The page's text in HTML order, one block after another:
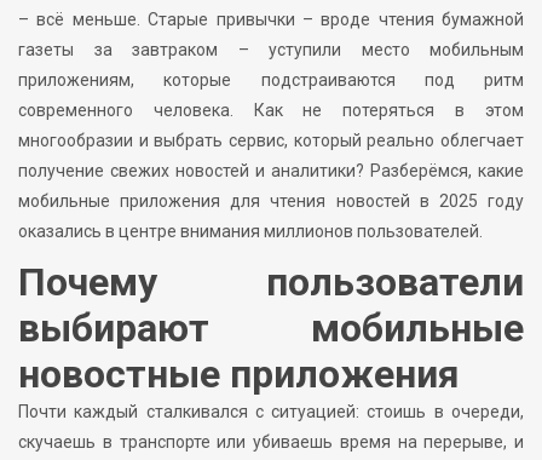
– всё меньше. Старые привычки – вроде чтения бумажной
газеты за завтраком – уступили место мобильным
приложениям, которые подстраиваются под ритм
современного человека. Как не потеряться в этом
многообразии и выбрать сервис, который реально облегчает
получение свежих новостей и аналитики? Разберёмся, какие
мобильные приложения для чтения новостей в 2025 году
оказались в центре внимания миллионов пользователей.
Почему пользователи
выбирают мобильные
новостные приложения
Почти каждый сталкивался с ситуацией: стоишь в очереди,
скучаешь в транспорте или убиваешь время на перерыве, и